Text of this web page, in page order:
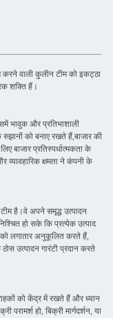
करने वाली कुलीन टीम को इकट्ठा
शक्ति हैं।
भावुक और प्रतिभाशाली
को बनाए रखते हैं,बाजार की
बाजार प्रतिस्पर्धात्मकता के
व्यावहारिक क्षमता ने कंपनी के
है।वे अपने समृद्ध उत्पादन
हो सके कि प्रत्येक उत्पाद
को लगातार अनुकूलित करते हैं,
उत्पादन गारंटी प्रदान करते
को केंद्र में रखते हैं और ध्यान
हो, बिक्री मार्गदर्शन, या